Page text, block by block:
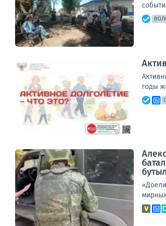
годы